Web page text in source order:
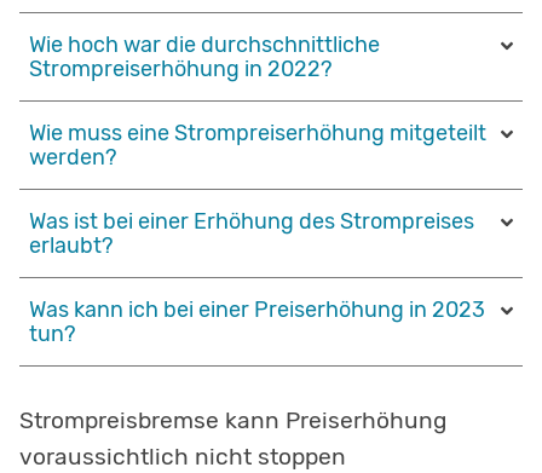
Wie hoch war die durchschnittliche
Strompreiserhöhung in 2022?
Wie muss eine Strompreiserhöhung mitgeteilt
werden?
Was ist bei einer Erhöhung des Strompreises
erlaubt?
Was kann ich bei einer Preiserhöhung in 2023
tun?
Strompreisbremse kann Preiserhöhung
voraussichtlich nicht stoppen